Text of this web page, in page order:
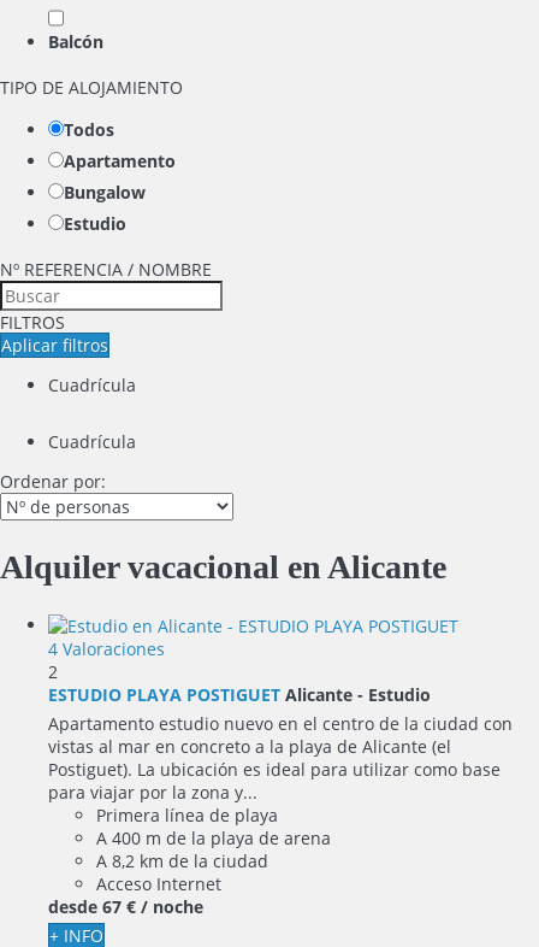
Balcón
TIPO DE ALOJAMIENTO
Todos
Apartamento
Bungalow
Estudio
Nº REFERENCIA / NOMBRE
FILTROS
Aplicar filtros
Cuadrícula
Cuadrícula
Ordenar por:
Alquiler vacacional en Alicante
4 Valoraciones
2
ESTUDIO PLAYA POSTIGUET Alicante - Estudio
Apartamento estudio nuevo en el centro de la ciudad con
vistas al mar en concreto a la playa de Alicante (el
Postiguet). La ubicación es ideal para utilizar como base
para viajar por la zona y...
Primera línea de playa
A 400 m de la playa de arena
A 8,2 km de la ciudad
Acceso Internet
desde 67 € / noche
+ INFO